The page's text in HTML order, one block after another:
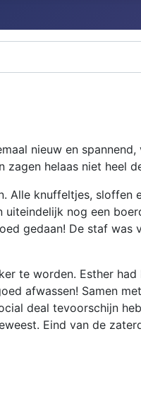
nieuw en
helaas niet heel
knuffeltjes, sloffen
nog een
gedaan! De staf
te worden. Esther
afwassen! Samen
deal tevoorschijn
Eind van de